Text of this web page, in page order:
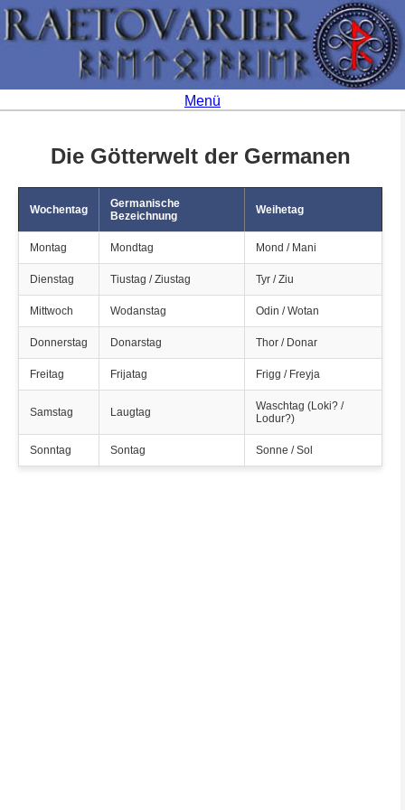
Menü
Die Götterwelt der Germanen
Wochentag
Germanische
Bezeichnung
Weihetag
Montag Mondtag Mond / Mani
Dienstag Tiustag / Ziustag Tyr / Ziu
Mittwoch Wodanstag Odin / Wotan
Donnerstag Donarstag Thor / Donar
Freitag Frijatag Frigg / Freyja
Samstag Laugtag
Waschtag (Loki? /
Lodur?)
Sonntag Sontag Sonne / Sol